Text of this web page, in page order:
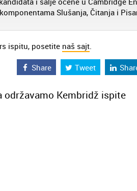
Slušanja, Čitanja i
ispitu, posetite naš sajt.
Share Tweet
održavamo Kembridž ispite